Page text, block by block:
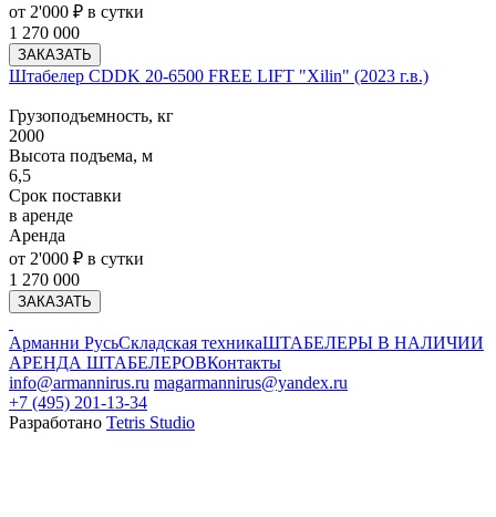
от 2'000 ₽ в сутки
1 270 000
ЗАКАЗАТЬ
Штабелер CDDK 20-6500 FREE LIFT "Xilin" (2023 г.в.)
Грузоподъемность, кг
2000
Высота подъема, м
6,5
Срок поставки
в аренде
Аренда
от 2'000 ₽ в сутки
1 270 000
ЗАКАЗАТЬ
Арманни РусьСкладская техникаШТАБЕЛЕРЫ В НАЛИЧИИ
АРЕНДА ШТАБЕЛЕРОВКонтакты
info@armannirus.ru magarmannirus@yandex.ru
+7 (495) 201-13-34
Разработано Tetris Studio